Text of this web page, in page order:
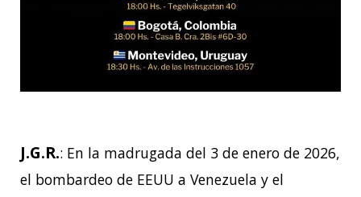
J.G.R.: En la madrugada del 3 de enero de 2026,
el bombardeo de EEUU a Venezuela y el